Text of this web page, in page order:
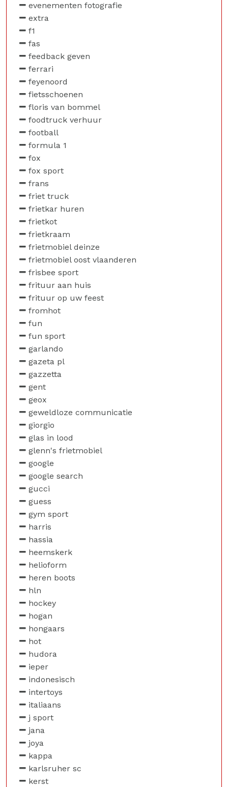
evenementen fotografie
extra
f1
fas
feedback geven
ferrari
feyenoord
fietsschoenen
floris van bommel
foodtruck verhuur
football
formula 1
fox
fox sport
frans
friet truck
frietkar huren
frietkot
frietkraam
frietmobiel deinze
frietmobiel oost vlaanderen
frisbee sport
frituur aan huis
frituur op uw feest
fromhot
fun
fun sport
garlando
gazeta pl
gazzetta
gent
geox
geweldloze communicatie
giorgio
glas in lood
glenn's frietmobiel
google
google search
gucci
guess
gym sport
harris
hassia
heemskerk
helioform
heren boots
hln
hockey
hogan
hongaars
hot
hudora
ieper
indonesisch
intertoys
italiaans
j sport
jana
joya
kappa
karlsruher sc
kerst